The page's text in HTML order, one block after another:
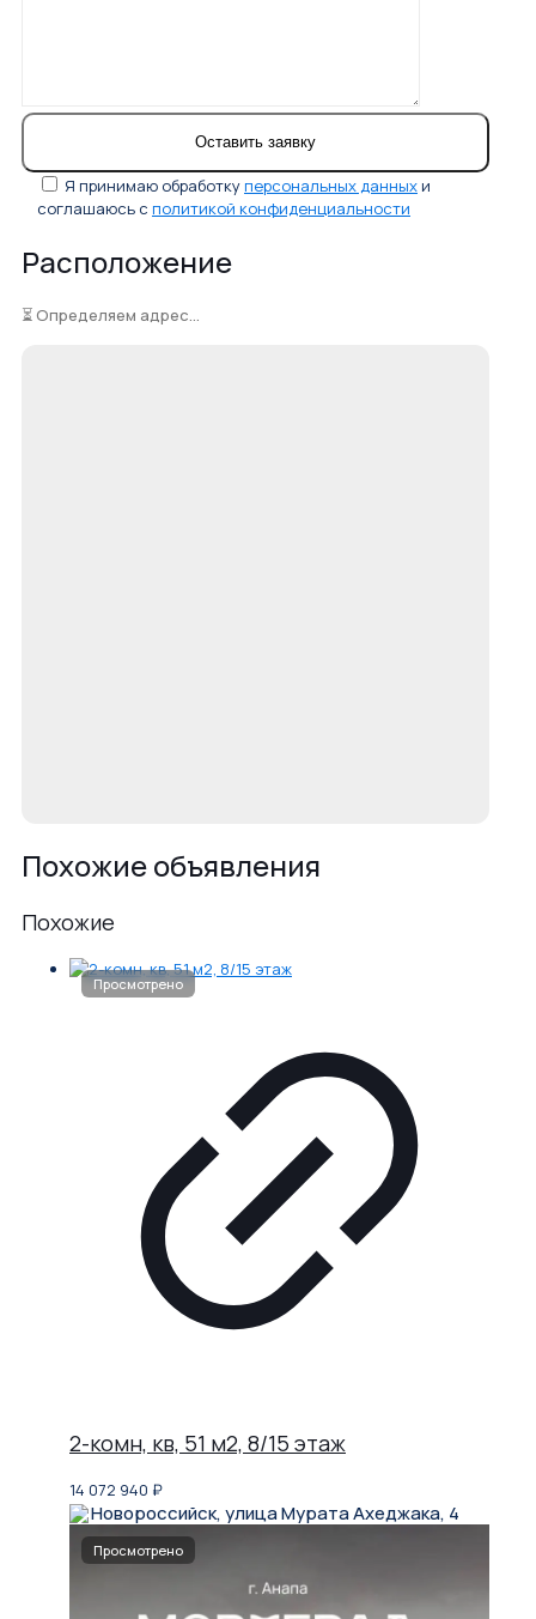
Я принимаю обработкуперсональных данных и
соглашаюсь с политикой конфиденциальности
Расположение
⏳ Определяем адрес...
Похожие объявления
Похожие
2-комн, кв, 51 м2, 8/15 этаж
14 072 940 ₽
Новороссийск, улица Мурата Ахеджака, 4